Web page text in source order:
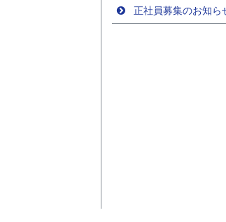
正社員募集のお知ら